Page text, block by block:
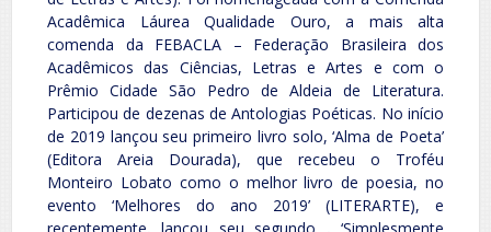
Acadêmica Láurea Qualidade Ouro, a mais alta
comenda da FEBACLA – Federação Brasileira dos
Acadêmicos das Ciências, Letras e Artes e com o
Prêmio Cidade São Pedro de Aldeia de Literatura.
Participou de dezenas de Antologias Poéticas. No início
de 2019 lançou seu primeiro livro solo, ‘Alma de Poeta’
(Editora Areia Dourada), que recebeu o Troféu
Monteiro Lobato como o melhor livro de poesia, no
evento ‘Melhores do ano 2019’ (LITERARTE), e